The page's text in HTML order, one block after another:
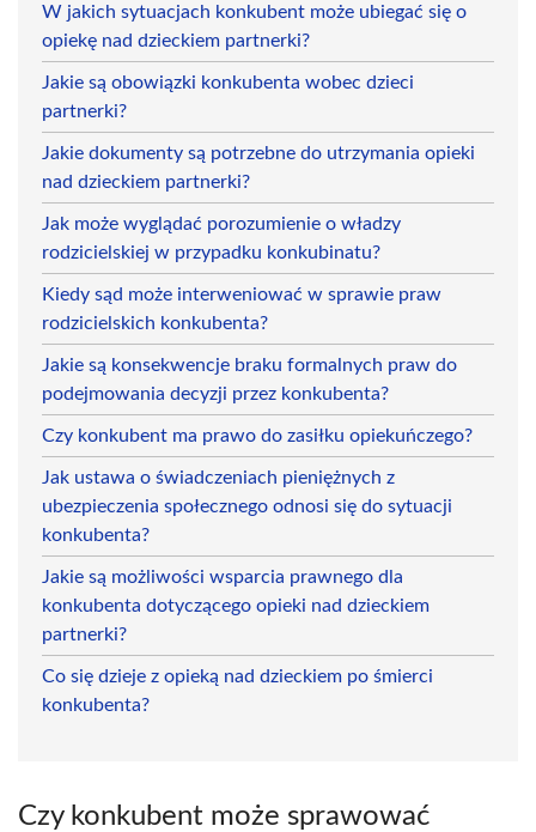
W jakich sytuacjach konkubent może ubiegać się o
opiekę nad dzieckiem partnerki?
Jakie są obowiązki konkubenta wobec dzieci
partnerki?
Jakie dokumenty są potrzebne do utrzymania opieki
nad dzieckiem partnerki?
Jak może wyglądać porozumienie o władzy
rodzicielskiej w przypadku konkubinatu?
Kiedy sąd może interweniować w sprawie praw
rodzicielskich konkubenta?
Jakie są konsekwencje braku formalnych praw do
podejmowania decyzji przez konkubenta?
Czy konkubent ma prawo do zasiłku opiekuńczego?
Jak ustawa o świadczeniach pieniężnych z
ubezpieczenia społecznego odnosi się do sytuacji
konkubenta?
Jakie są możliwości wsparcia prawnego dla
konkubenta dotyczącego opieki nad dzieckiem
partnerki?
Co się dzieje z opieką nad dzieckiem po śmierci
konkubenta?
Czy konkubent może sprawować